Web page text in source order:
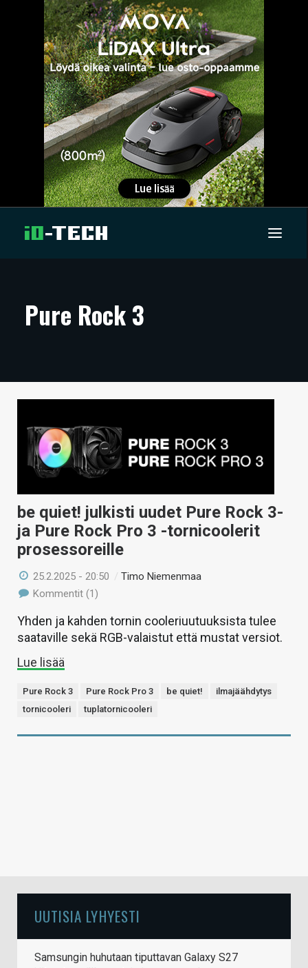
ARTIKKELIT
TECHBBS
HINTA.FI
KAUPPA
HAKU
Pure Rock 3
be quiet! julkisti uudet Pure Rock 3-
ja Pure Rock Pro 3 -tornicoolerit
prosessoreille
25.2.2025 - 20:50 /Timo Niemenmaa
Kommentit (1)
Yhden ja kahden tornin cooleriuutuuksista tulee
saataville sekä RGB-valaistut että mustat versiot.
Lue lisää
Pure Rock 3 Pure Rock Pro 3 be quiet!
ilmajäähdytys
tornicooleri
tuplatornicooleri
UUTISIA LYHYESTI
Samsungin huhutaan tiputtavan Galaxy S27